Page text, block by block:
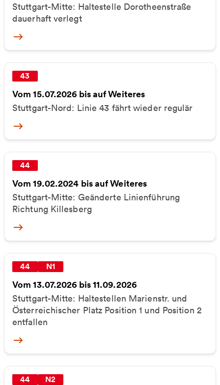
Stuttgart-Mitte: Haltestelle Dorotheenstraße
dauerhaft verlegt
More
43
Vom 15.07.2026 bis auf Weiteres
Stuttgart-Nord: Linie 43 fährt wieder regulär
More
44
Vom 19.02.2024 bis auf Weiteres
Stuttgart-Mitte: Geänderte Linienführung
Richtung Killesberg
More
44 N1
Vom 13.07.2026 bis 11.09.2026
Stuttgart-Mitte: Haltestellen Marienstr. und
Österreichischer Platz Position 1 und Position 2
entfallen
More
44 N2